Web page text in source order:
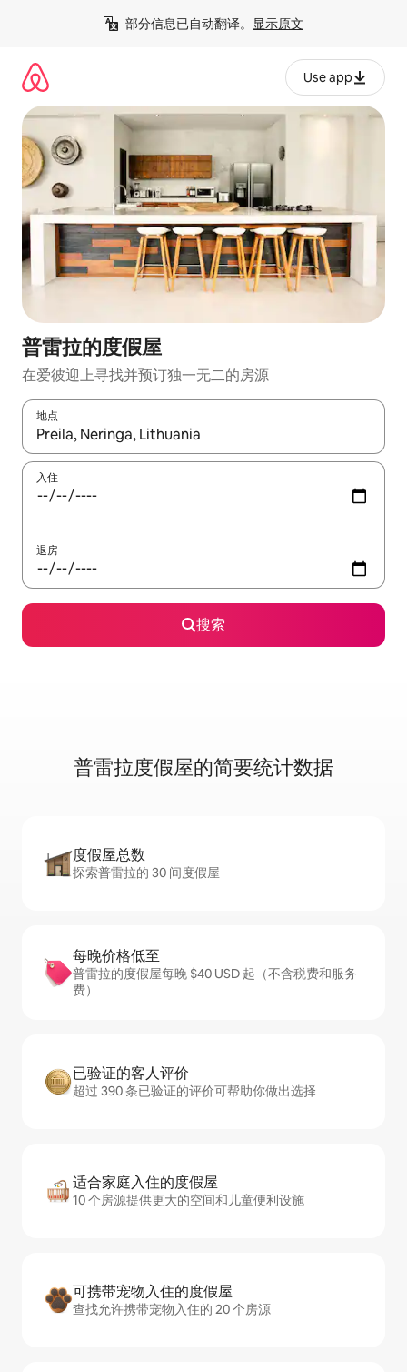
部分信息已自动翻译。 显示原文
Use app
普雷拉的度假屋
在爱彼迎上寻找并预订独一无二的房源
地点
如有搜索结果，请使用上下方向键查看，或通过点击或滑动手势
入住
退房
搜索
普雷拉度假屋的简要统计数据
度假屋总数
探索普雷拉的 30 间度假屋
每晚价格低至
普雷拉的度假屋每晚 $40 USD 起（不含税费和服务
费）
已验证的客人评价
超过 390 条已验证的评价可帮助你做出选择
适合家庭入住的度假屋
10 个房源提供更大的空间和儿童便利设施
可携带宠物入住的度假屋
查找允许携带宠物入住的 20 个房源